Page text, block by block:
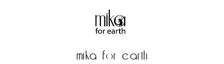
mika for earth